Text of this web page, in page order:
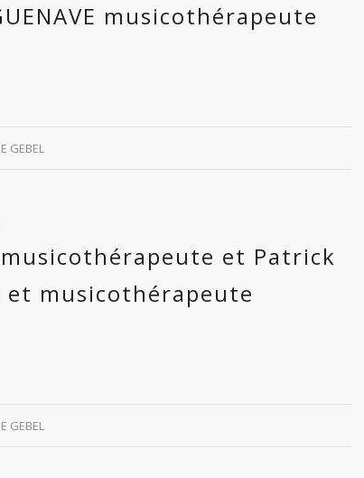
musicothérapeute
GEBEL
musicothérapeute et Patrick
et musicothérapeute
GEBEL